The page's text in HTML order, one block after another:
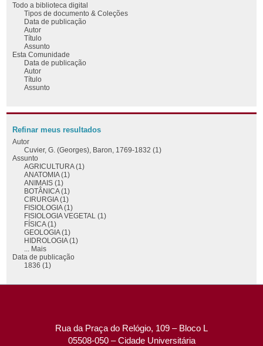
Todo a biblioteca digital
Tipos de documento & Coleções
Data de publicação
Autor
Título
Assunto
Esta Comunidade
Data de publicação
Autor
Título
Assunto
Refinar meus resultados
Autor
Cuvier, G. (Georges), Baron, 1769-1832 (1)
Assunto
AGRICULTURA (1)
ANATOMIA (1)
ANIMAIS (1)
BOTÂNICA (1)
CIRURGIA (1)
FISIOLOGIA (1)
FISIOLOGIA VEGETAL (1)
FÍSICA (1)
GEOLOGIA (1)
HIDROLOGIA (1)
... Mais
Data de publicação
1836 (1)
Rua da Praça do Relógio, 109 – Bloco L
05508-050 – Cidade Universitária